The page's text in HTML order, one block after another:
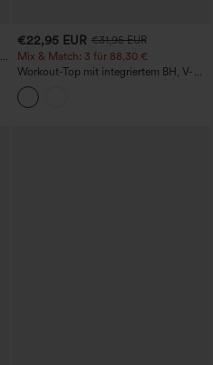
€22,95 EUR €31,95 EUR
Mix & Match: 3 für 88,30 €
Workout-Top mit integriertem BH, V-
förmigem Rücken und glättender
Achselpartie